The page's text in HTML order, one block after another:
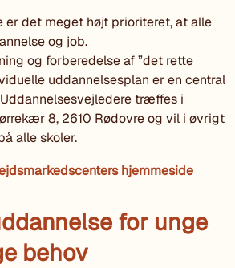
er det meget højt prioriteret, at alle
og job.
og forberedelse af ”det rette
uddannelsesplan er en central
træffes i
8, 2610 Rødovre og vil i øvrigt
alle skoler.
hjemmeside
for unge
behov